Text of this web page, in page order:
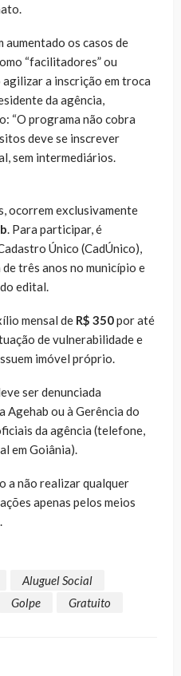
aumentado os casos de
“facilitadores” ou
a inscrição em troca
da agência,
“O programa não cobra
deve se inscrever
sem intermediários.
ocorrem exclusivamente
. Para participar, é
Único (CadÚnico),
três anos no município e
edital.
mensal de R$ 350por até
de vulnerabilidade e
imóvel próprio.
ser denunciada
Agehab ou à Gerência do
da agência (telefone,
em Goiânia).
a não realizar qualquer
apenas pelos meios
Aluguel Social
Golpe Gratuito